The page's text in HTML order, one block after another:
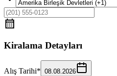
Kiralama Detayları
Alış Tarihi* 08.08.2026